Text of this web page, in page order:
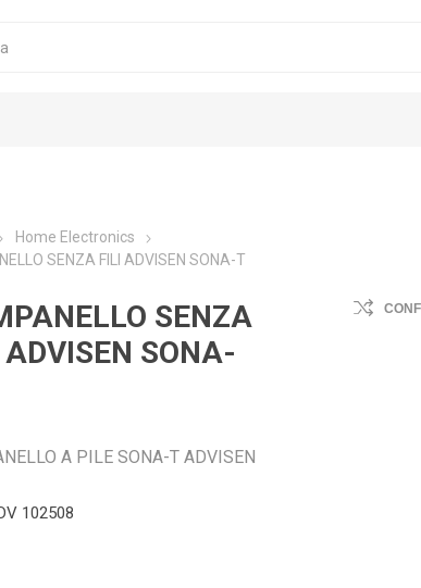
Home Electronics
SENZA FILI ADVISEN SONA-T
SENZA
SONA-
A PILE SONA-T ADVISEN
102508